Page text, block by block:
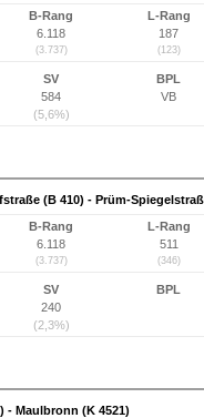
B-Rang
6.118
(3.737)
L-Rang
187
(123)
SV
584
(5,6%)
BPL
VB
(B 410) - Prüm-
B-Rang
6.118
(3.737)
L-Rang
511
(346)
SV
240
(2,3%)
BPL
- Maulbronn (K 4521)